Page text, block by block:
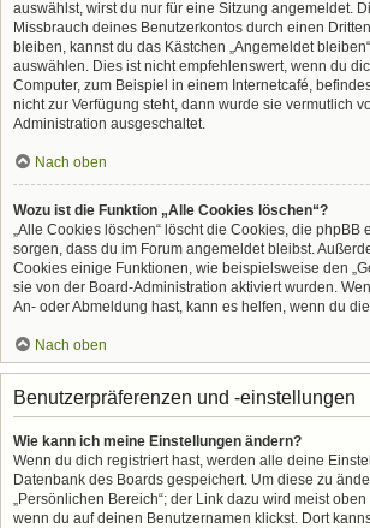
auswählst, wirst du nur für eine Sitzung angemeldet.
Missbrauch deines Benutzerkontos durch einen
bleiben, kannst du das Kästchen „Angemeldet
auswählen. Dies ist nicht empfehlenswert, wenn du
Computer, zum Beispiel in einem Internetcafé,
nicht zur Verfügung steht, dann wurde sie vermutlich
Administration ausgeschaltet.
Nach oben
Wozu ist die Funktion „Alle Cookies löschen“?
„Alle Cookies löschen“ löscht die Cookies, die phpBB
sorgen, dass du im Forum angemeldet bleibst.
Cookies einige Funktionen, wie beispielsweise den
sie von der Board-Administration aktiviert wurden.
An- oder Abmeldung hast, kann es helfen, wenn du
Nach oben
Benutzerpräferenzen und -einstellungen
Wie kann ich meine Einstellungen ändern?
Wenn du dich registriert hast, werden alle deine
Datenbank des Boards gespeichert. Um diese zu
„Persönlichen Bereich“; der Link dazu wird meist
wenn du auf deinen Benutzernamen klickst. Dort